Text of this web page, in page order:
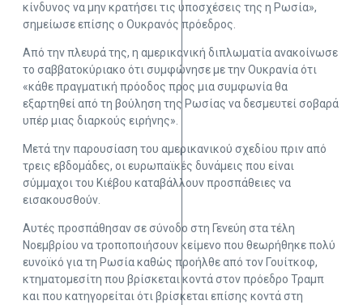
κίνδυνος να μην κρατήσει τις υποσχέσεις της η Ρωσία»,
σημείωσε επίσης ο Ουκρανός πρόεδρος.
Από την πλευρά της, η αμερικανική διπλωματία ανακοίνωσε
το σαββατοκύριακο ότι συμφώνησε με την Ουκρανία ότι
«κάθε πραγματική πρόοδος προς μια συμφωνία θα
εξαρτηθεί από τη βούληση της Ρωσίας να δεσμευτεί σοβαρά
υπέρ μιας διαρκούς ειρήνης».
Μετά την παρουσίαση του αμερικανικού σχεδίου πριν από
τρεις εβδομάδες, οι ευρωπαϊκές δυνάμεις που είναι
σύμμαχοι του Κιέβου καταβάλλουν προσπάθειες να
εισακουσθούν.
Αυτές προσπάθησαν σε σύνοδο στη Γενεύη στα τέλη
Νοεμβρίου να τροποποιήσουν κείμενο που θεωρήθηκε πολύ
ευνοϊκό για τη Ρωσία καθώς προήλθε από τον Γουίτκοφ,
κτηματομεσίτη που βρίσκεται κοντά στον πρόεδρο Τραμπ
και που κατηγορείται ότι βρίσκεται επίσης κοντά στη